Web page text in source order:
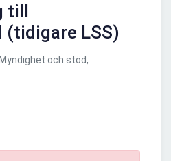
till
LSS)
och stöd,